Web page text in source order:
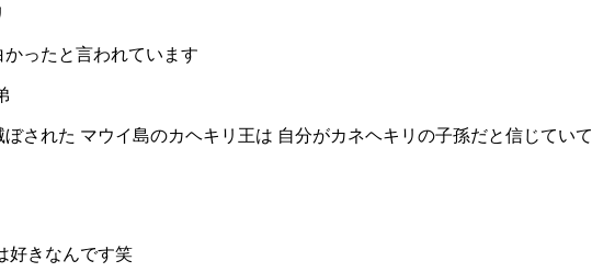
ったと言われています
された マウイ島のカヘキリ王は 自分がカネヘキリの子孫だと信じていて
好きなんです笑